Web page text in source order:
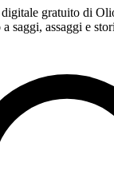
gratuito di
saggi, assaggi e